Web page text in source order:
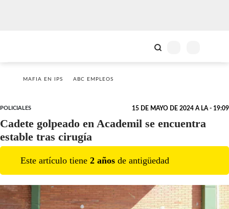
MAFIA EN IPS ABC EMPLEOS
POLICIALES 15 DE MAYO DE 2024 A LA - 19:09
Cadete golpeado en Academil se encuentra
estable tras cirugía
Este artículo tiene 2 años de antigüedad